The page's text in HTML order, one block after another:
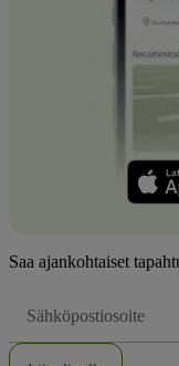
Saa ajankohtaiset